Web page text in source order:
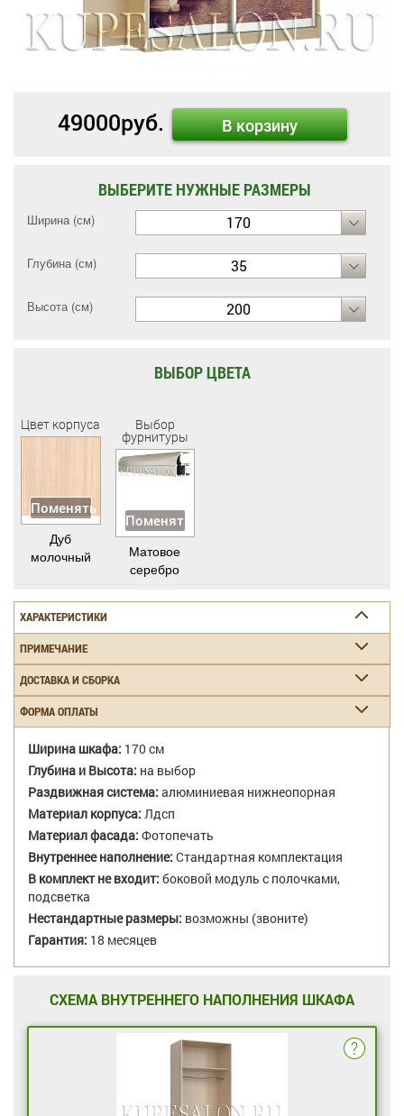
49000руб. В корзину
ВЫБЕРИТЕ НУЖНЫЕ РАЗМЕРЫ
Ширина (см) 170
Глубина (см) 35
Высота (см) 200
ВЫБОР ЦВЕТА
Цвет корпуса
Поменять
Дуб
молочный
Выбор
фурнитуры
Поменять
Матовое
серебро
ХАРАКТЕРИСТИКИ
ПРИМЕЧАНИЕ
ДОСТАВКА И СБОРКА
ФОРМА ОПЛАТЫ
Ширина шкафа: 170 см
Глубина и Высота: на выбор
Раздвижная система: алюминиевая нижнеопорная
Материал корпуса: Лдсп
Материал фасада: Фотопечать
Внутреннее наполнение: Стандартная комплектация
В комплект не входит: боковой модуль с полочками,
подсветка
Нестандартные размеры: возможны (звоните)
Гарантия: 18 месяцев
СХЕМА ВНУТРЕННЕГО НАПОЛНЕНИЯ ШКАФА